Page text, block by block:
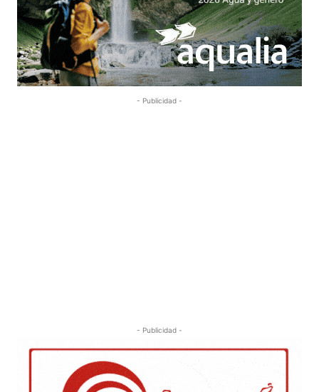
- Publicidad -
- Publicidad -